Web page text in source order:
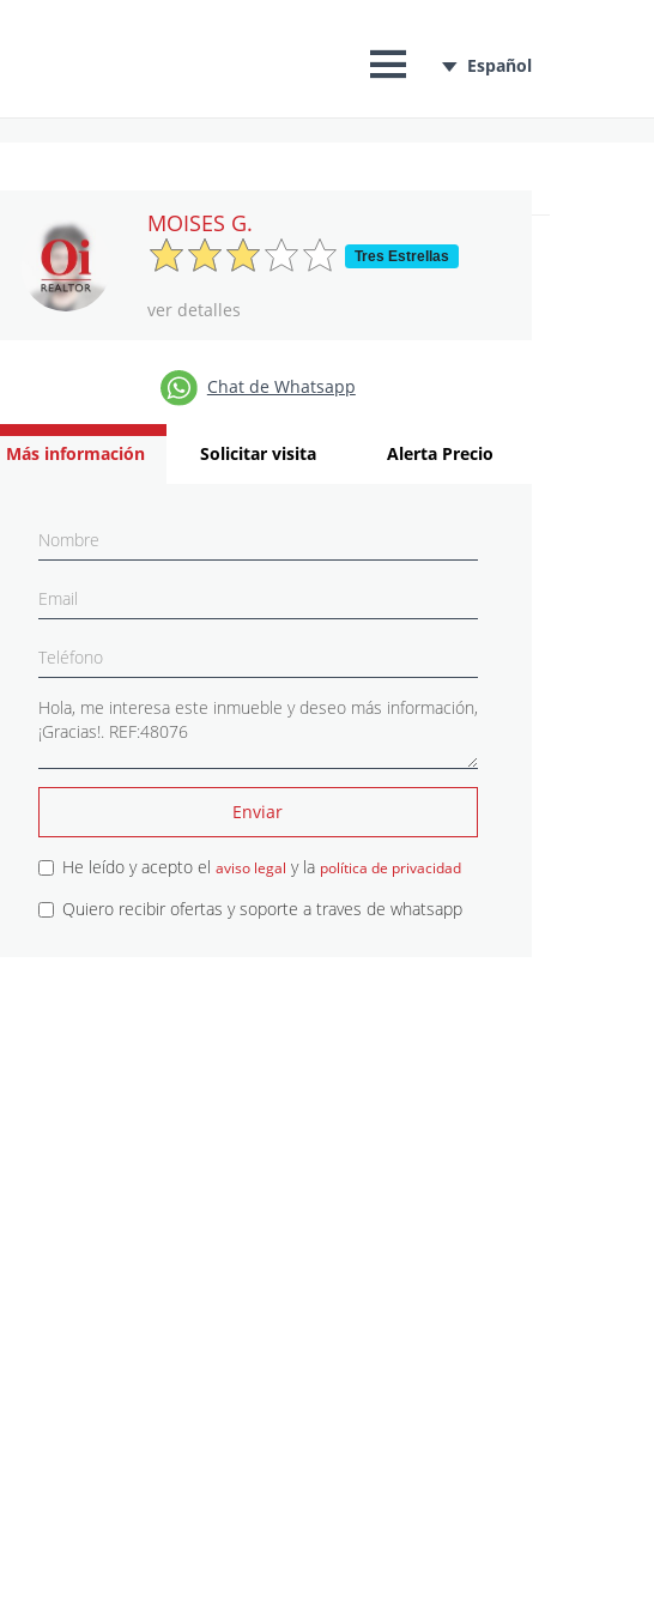
Español
MOISES G.
Tres Estrellas
ver detalles
Chat de Whatsapp
Más información Solicitar visita Alerta Precio
Enviar
He leído y acepto el aviso legal y la política de privacidad
Quiero recibir ofertas y soporte a traves de whatsapp